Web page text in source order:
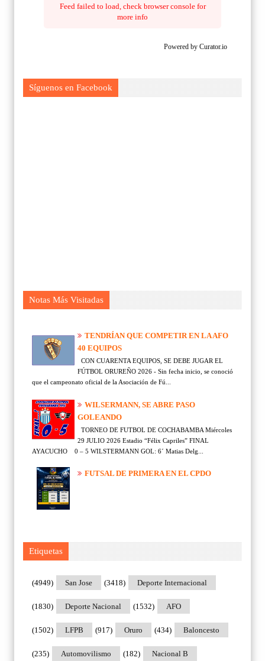
Feed failed to load, check browser console for
more info
Powered by Curator.io
Síguenos en Facebook
Notas Más Visitadas
TENDRÍAN QUE COMPETIR EN LA AFO
40 EQUIPOS
CON CUARENTA EQUIPOS, SE DEBE JUGAR EL
FÚTBOL ORUREÑO 2026 - Sin fecha inicio, se conoció
que el campeonato oficial de la Asociación de Fú...
WILSERMANN, SE ABRE PASO
GOLEANDO
TORNEO DE FUTBOL DE COCHABAMBA Miércoles
29 JULIO 2026 Estadio “Félix Capriles” FINAL
AYACUCHO 0 – 5 WILSTERMANN GOL: 6´ Matias Delg...
FUTSAL DE PRIMERA EN EL CPDO
Etiquetas
San Jose
(4949) Deporte Internacional
(3418)
Deporte Nacional
(1830) AFO
(1532)
LFPB
(1502) Oruro
(917) Baloncesto
(434)
Automovilismo
(235) Nacional B
(182)